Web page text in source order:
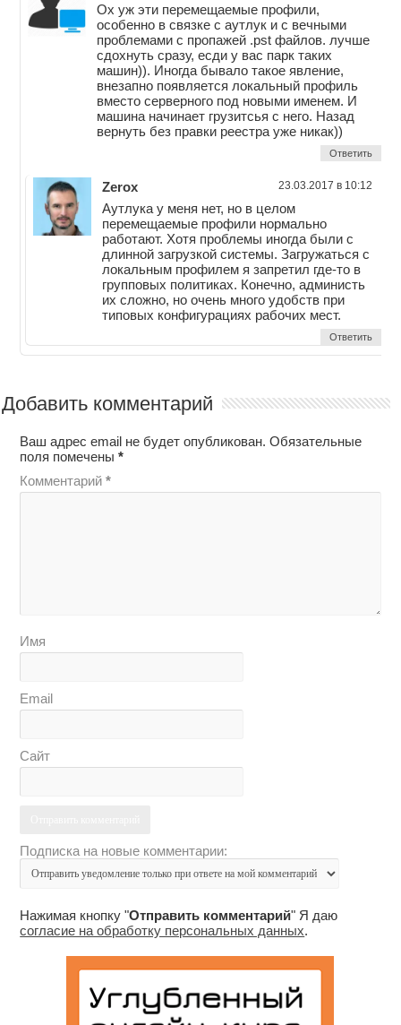
Ох уж эти перемещаемые профили,
особенно в связке с аутлук и с вечными
проблемами c пропажей .pst файлов. лучше
сдохнуть сразу, есди у вас парк таких
машин)). Иногда бывало такое явление,
внезапно появляется локальный профиль
вместо серверного под новыми именем. И
машина начинает грузитсья с него. Назад
вернуть без правки реестра уже никак))
Ответить
Zerox 23.03.2017 в 10:12
Аутлука у меня нет, но в целом
перемещаемые профили нормально
работают. Хотя проблемы иногда были с
длинной загрузкой системы. Загружаться с
локальным профилем я запретил где-то в
групповых политиках. Конечно, администь
их сложно, но очень много удобств при
типовых конфигурациях рабочих мест.
Ответить
Добавить комментарий
Ваш адрес email не будет опубликован. Обязательные
поля помечены*
Комментарий*
Имя
Email
Сайт
Подписка на новые комментарии:
Нажимая кнопку "Отправить комментарий" Я даю
согласие на обработку персональных данных.